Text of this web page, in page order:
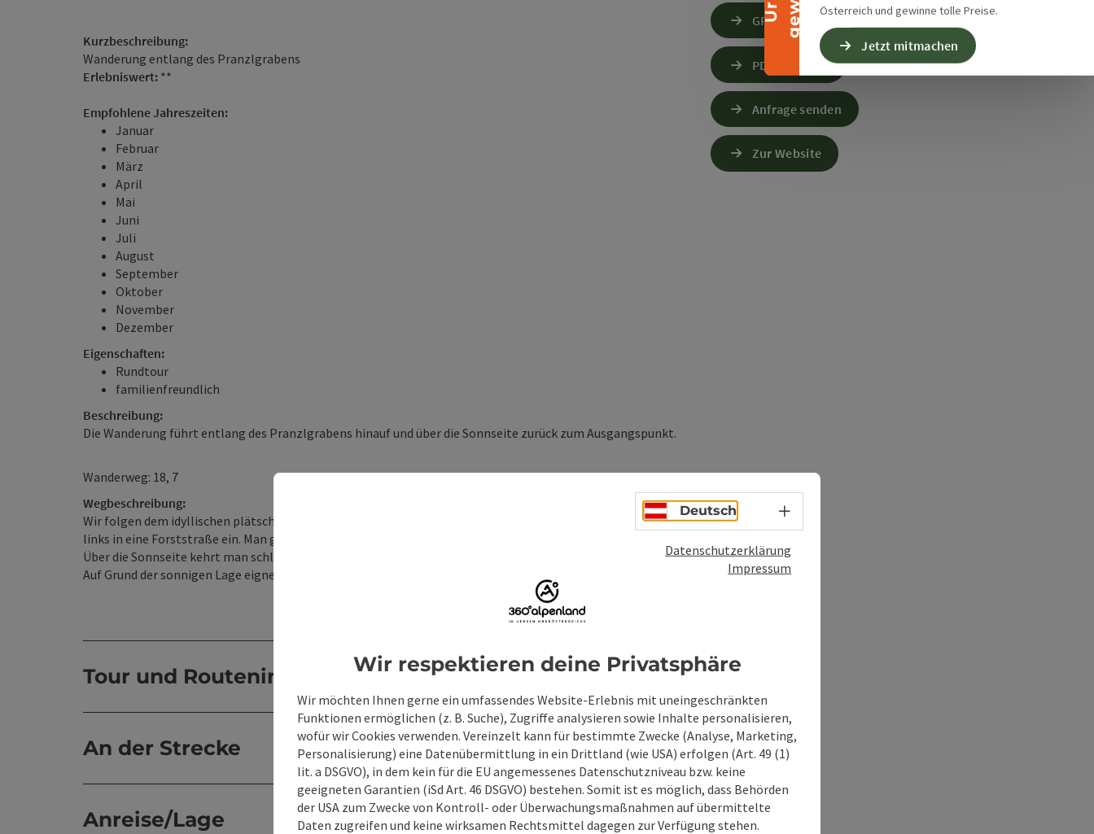
Österreich und gewinne tolle Preise.
Jetzt mitmachen
Kurzbeschreibung:
Wanderung entlang des Pranzlgrabens
Erlebniswert: **
Empfohlene Jahreszeiten:
Januar
Februar
März
April
Mai
Juni
Juli
August
September
Oktober
November
Dezember
Eigenschaften:
Rundtour
familienfreundlich
Beschreibung:
Die Wanderung führt entlang des Pranzlgrabens hinauf und über die Sonnseite zurück zum Ausgangspunkt.
Wanderweg: 18, 7
Wegbeschreibung:
Wir folgen dem idyllischen plätschernden Lauf des Pranzlgraben. Oberhalb des Marterls zweigt der Rundweg
links in eine Forststraße ein. Man genießt den Rundblick ins Mollner Tal bzw. in das angrenzende Tote Gebirge.
Über die Sonnseite kehrt man schließlich zum Ausgangspunkte zurück.
Auf Grund der sonnigen Lage eignet sich diese Wanderung für jede Jahreszeit.
Tour und Routeninformationen
An der Strecke
Anreise/Lage
GPS Daten downloaden
PDF erstellen
Anfrage senden
Zur Website
Deutsch Sprachwahl - Menü öffnen
Datenschutzerklärung
Impressum
Wir respektieren deine Privatsphäre
Wir möchten Ihnen gerne ein umfassendes Website-Erlebnis mit uneingeschränkten
Funktionen ermöglichen (z. B. Suche), Zugriffe analysieren sowie Inhalte personalisieren,
wofür wir Cookies verwenden. Vereinzelt kann für bestimmte Zwecke (Analyse, Marketing,
Personalisierung) eine Datenübermittlung in ein Drittland (wie USA) erfolgen (Art. 49 (1)
lit. a DSGVO), in dem kein für die EU angemessenes Datenschutzniveau bzw. keine
geeigneten Garantien (iSd Art. 46 DSGVO) bestehen. Somit ist es möglich, dass Behörden
der USA zum Zwecke von Kontroll- oder Überwachungsmaßnahmen auf übermittelte
Daten zugreifen und keine wirksamen Rechtsmittel dagegen zur Verfügung stehen.